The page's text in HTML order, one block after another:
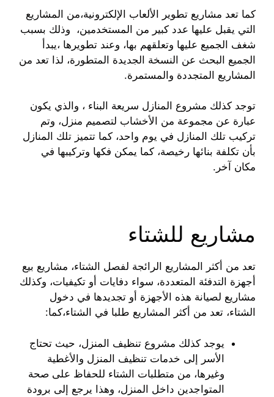
كما تعد مشاريع تطوير الألعاب الإلكترونية،من المشاريع
التي يقبل عليها عدد كبير من المستخدمين، وذلك بسبب
شغف الجميع عليها وتعلقهم بها، وعند تطويرها ،يبدأ
الجميع البحث عن النسخة الجديدة المتطورة، لذا تعد من
المشاريع المتجددة والمستمرة.
توجد كذلك مشروع المنازل سريعة البناء ، والذي يكون
عبارة عن مجموعة من الأخشاب لتصميم منزل، وتم
تركيب تلك المنازل في يوم واحد، كما تتميز تلك المنازل
بأن تكلفة بنائها رخيصة، كما يمكن فكها وتركيبها في
مكان آخر.
مشاريع للشتاء
تعد من أكثر المشاريع الرائجة لفصل الشتاء، مشاريع بيع
أجهزة التدفئة المتعددة، سواء دفايات أو تكيفيات، وكذلك
مشاريع لصيانة هذه الأجهزة أو تجديدها في دخول
الشتاء، تعد من أكثر المشاريع طلبا في الشتاء،كما:
يوجد كذلك مشروع تنظيف المنزل، حيث تحتاج
الأسر إلى خدمات تنظيف المنزل والأغطية
وغيرها، من متطلبات الشتاء للحفاظ على صحة
المتواجدين داخل المنزل، وهذا يرجع إلى برودة